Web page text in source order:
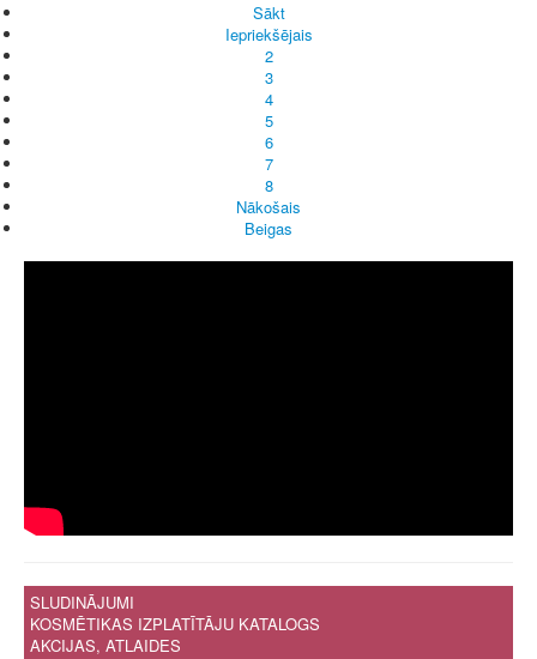
Sākt
Iepriekšējais
2
3
4
5
6
7
8
Nākošais
Beigas
SLUDINĀJUMI
KOSMĒTIKAS IZPLATĪTĀJU KATALOGS
AKCIJAS, ATLAIDES